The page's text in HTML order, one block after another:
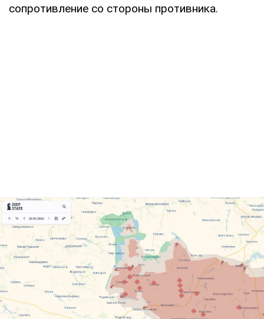
сопротивление со стороны противника.